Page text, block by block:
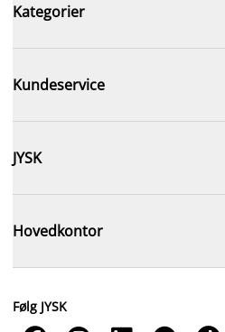
Kategorier
Kundeservice
JYSK
Hovedkontor
Følg JYSK